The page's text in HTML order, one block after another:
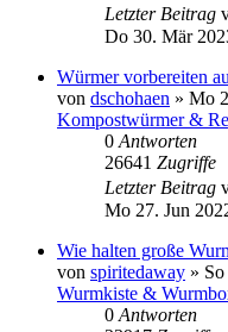
Letzter Beitrag
Do 30. Mär
Würmer vorbereiten
von dschohaen » Mo
Kompostwürmer &
0 Antworten
26641 Zugriffe
Letzter Beitrag
Mo 27. Jun
Wie halten große
von spiritedaway »
Wurmkiste &
0 Antworten